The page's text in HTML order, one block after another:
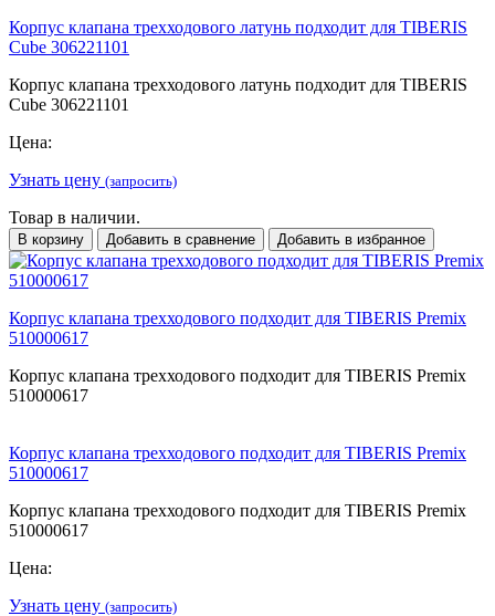
Корпус клапана трехходового латунь подходит для TIBERIS
Cube 306221101
Корпус клапана трехходового латунь подходит для TIBERIS
Cube 306221101
Цена:
Узнать цену (запросить)
Товар в наличии.
В корзину Добавить в сравнение Добавить в избранное
Корпус клапана трехходового подходит для TIBERIS Premix
510000617
Корпус клапана трехходового подходит для TIBERIS Premix
510000617
Корпус клапана трехходового подходит для TIBERIS Premix
510000617
Корпус клапана трехходового подходит для TIBERIS Premix
510000617
Цена:
Узнать цену (запросить)